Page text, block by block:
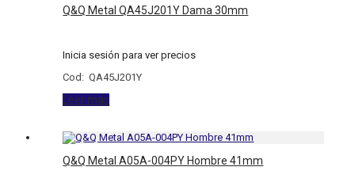
Q&Q Metal QA45J201Y Dama 30mm
Inicia sesión para ver precios
Cod: QA45J201Y
Leer más
Q&Q Metal A05A-004PY Hombre 41mm